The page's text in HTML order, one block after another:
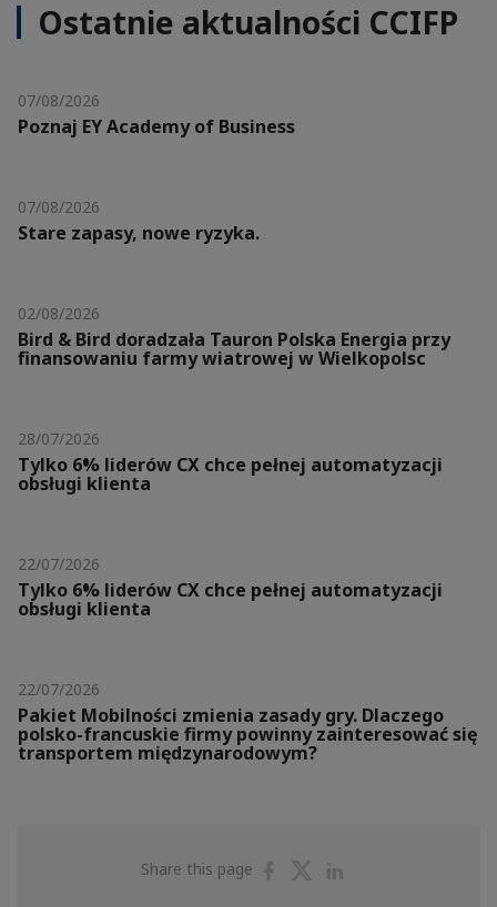
Ostatnie aktualności CCIFP
07/08/2026
Poznaj EY Academy of Business
07/08/2026
Stare zapasy, nowe ryzyka.
02/08/2026
Bird & Bird doradzała Tauron Polska Energia przy
finansowaniu farmy wiatrowej w Wielkopolsc
28/07/2026
Tylko 6% liderów CX chce pełnej automatyzacji
obsługi klienta
22/07/2026
Tylko 6% liderów CX chce pełnej automatyzacji
obsługi klienta
22/07/2026
Pakiet Mobilności zmienia zasady gry. Dlaczego
polsko-francuskie firmy powinny zainteresować się
transportem międzynarodowym?
Share this page
ShareShare